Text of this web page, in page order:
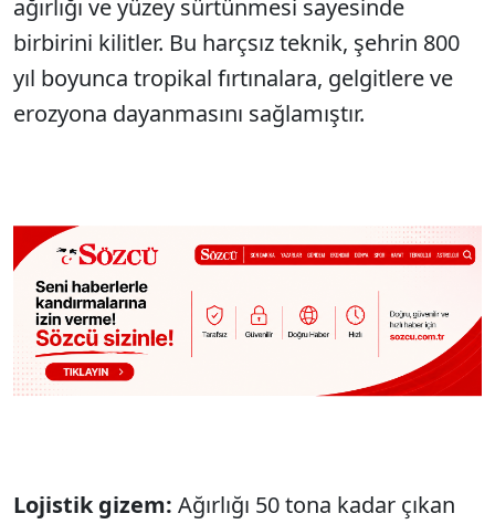
ağırlığı ve yüzey sürtünmesi sayesinde
birbirini kilitler. Bu harçsız teknik, şehrin 800
yıl boyunca tropikal fırtınalara, gelgitlere ve
erozyona dayanmasını sağlamıştır.
Lojistik gizem: Ağırlığı 50 tona kadar çıkan